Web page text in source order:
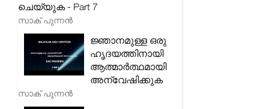
ചെയ്യുക - Part 7
സാക് പുന്നൻ
ജ്ഞാനമുള്ള ഒരു
ഹൃദയത്തിനായി
ആത്മാർത്ഥമായി
അന്വേഷിക്കുക
സാക് പുന്നൻ